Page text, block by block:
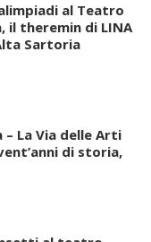
al Teatro
il theremin di LINA
Sartoria
La Via delle Arti
di storia,